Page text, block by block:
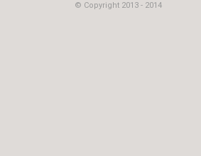
© Copyright 2013 - 2014